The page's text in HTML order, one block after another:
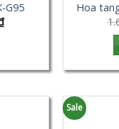
G95
Hoa
Sale